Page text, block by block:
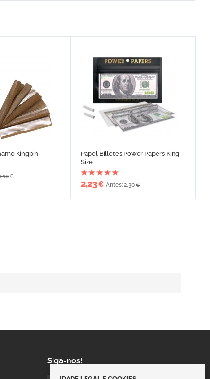
Kingpin
€
Papel Billetes Power Papers King
Size
2,23€ Antes: 2,30€
Siga-nos!